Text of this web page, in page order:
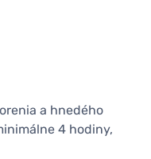
a hnedého
4 hodiny,